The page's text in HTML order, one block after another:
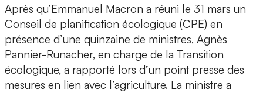
Après qu’Emmanuel Macron a réuni le 31 mars un
Conseil de planification écologique (CPE) en
présence d’une quinzaine de ministres, Agnès
Pannier-Runacher, en charge de la Transition
écologique, a rapporté lors d’un point presse des
mesures en lien avec l’agriculture. La ministre a